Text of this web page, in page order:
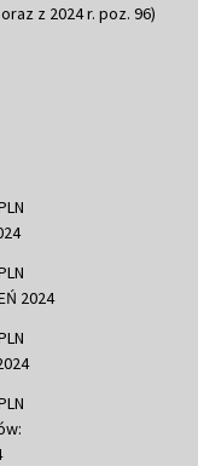
z 2024 r. poz. 96)
2024